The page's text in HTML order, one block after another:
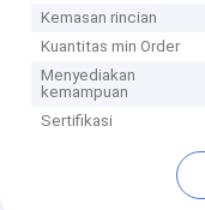
Kemasan rincian
Kuantitas min Order
Menyediakan
kemampuan
Sertifikasi